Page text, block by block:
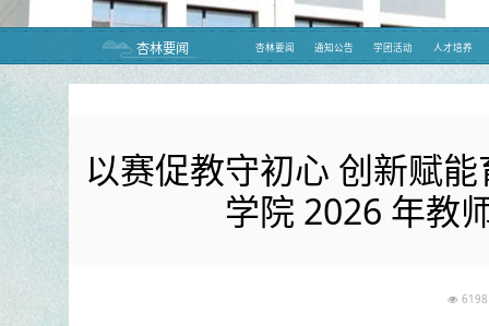
杏林要闻 杏林要闻 通知公告 学团活动 人才培养
以赛促教守初心 创新赋
学院 2026 年教